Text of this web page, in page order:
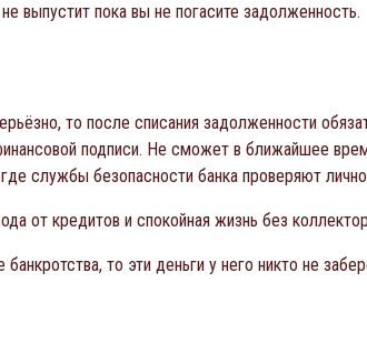
выпустит пока вы не погасите задолженность.
то после списания задолженности
подписи. Не сможет в ближайшее
службы безопасности банка проверяют
от кредитов и спокойная жизнь без
то эти деньги у него никто не